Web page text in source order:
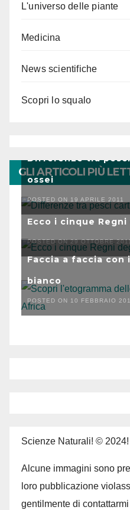
L'universo delle piante
Medicina
News scientifiche
Scopri lo squalo
GLI ARTICOLI PIÙ
Differenze tra
ossei
POSTED ON 19 APRILE 2011
Ecco i cinque
POSTED ON 29 OTTOBRE
Faccia a faccia con
bianco
POSTED ON 10 FEBBRAIO
Scienze Naturali! ©
Alcune immagini sono
loro pubblicazione
gentilmente di